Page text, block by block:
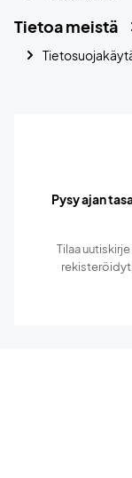
Tietoa meistä
Pysy ajan
Tilaa